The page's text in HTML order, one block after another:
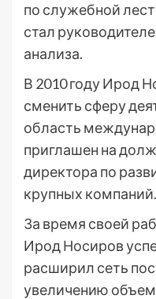
по служебной
стал
анализа.
В 2010 году Ирод
сменить сферу
область
приглашен на
директора по
крупных компаний.
За время своей
Ирод Носиров
расширил сеть
увеличению